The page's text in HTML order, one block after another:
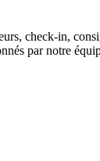
check-in,
par notre